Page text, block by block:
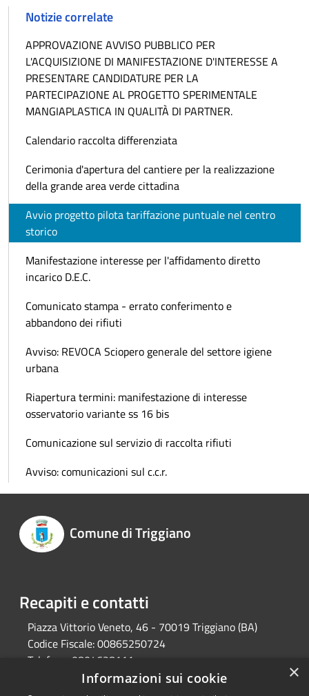
Notizie correlate
APPROVAZIONE AVVISO PUBBLICO PER
L'ACQUISIZIONE DI MANIFESTAZIONE D'INTERESSE A
PRESENTARE CANDIDATURE PER LA
PARTECIPAZIONE AL PROGETTO SPERIMENTALE
MANGIAPLASTICA IN QUALITÀ DI PARTNER.
Calendario raccolta differenziata
Cerimonia d'apertura del cantiere per la realizzazione
della grande area verde cittadina
Avvio progetto pilota tariffazione puntuale nel centro
storico
Manifestazione interesse per l'affidamento diretto
incarico D.E.C.
Comunicato stampa - errato conferimento e
abbandono dei rifiuti
Avviso: REVOCA Sciopero generale del settore igiene
urbana
Riapertura termini: manifestazione di interesse
osservatorio variante ss 16 bis
Comunicazione sul servizio di raccolta rifiuti
Avviso: comunicazioni sul c.c.r.
Comune di Triggiano
Recapiti e contatti
Piazza Vittorio Veneto, 46 - 70019 Triggiano (BA)
Codice Fiscale:00865250724
Telefono:
0804628111
protocollo@pec.comune.triggiano.ba.it ×
Informazioni sui cookie